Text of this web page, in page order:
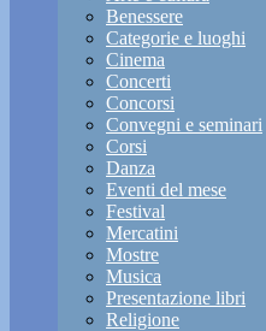
Benessere
Categorie e luoghi
Cinema
Concerti
Concorsi
Convegni e seminari
Corsi
Danza
Eventi del mese
Festival
Mercatini
Mostre
Musica
Presentazione libri
Religione